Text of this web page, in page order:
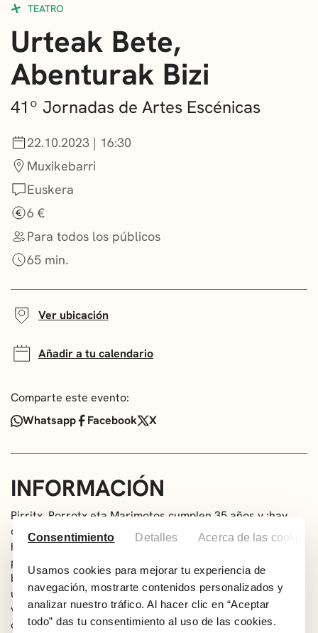
Consentimiento Detalles Acerca de las cookies
Usamos cookies para mejorar tu experiencia de
navegación, mostrarte contenidos personalizados y
analizar nuestro tráfico. Al hacer clic en “Aceptar
todo” das tu consentimiento al uso de las cookies.
NOTICIAS
GETXO KULTURA
ASOCIACIONES CULTURALES
TEATRO
Urteak Bete,
Abenturak Bizi
41º Jornadas de Artes Escénicas
22.10.2023 | 16:30
Muxikebarri
Euskera
6 €
Para todos los públicos
65 min.
Ver ubicación
Añadir a tu calendario
Comparte este evento:
Whatsapp
Facebook X
INFORMACIÓN
Pirritx, Porrotx eta Marimotos cumplen 35 años y ¡hay
que celebrarlo! Muchos/as de los amigos y amigas que
han hecho a lo largo de esos años vendrán a visitarnos
para participar en la celebración. No faltará el canto, el
baile y la participación de todos y todas, incluso habrá
una tarta gigante… Si es importante cumplir años, ¡más
vivir aventuras! … ¡y esa será nuestra celebración, vivir
otra aventura!